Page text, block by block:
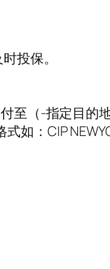
投保。
至（-指定目的地
如：CIP